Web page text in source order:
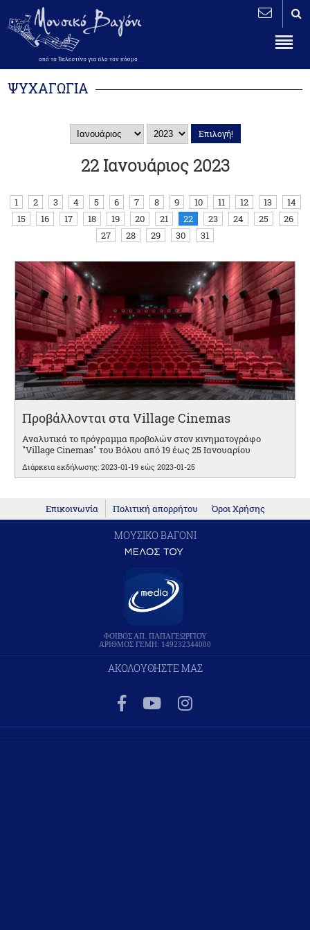
ΨΥΧΑΓΩΓΙΑ
22 Ιανουάριος 2023
1 2 3 4 5 6 7 8 9 10 11 12 13
14
15
16 17 18 19 20 21 22 23 24 25
26
27
28 29 30 31
Προβάλλονται στα Village Cinemas
Αναλυτικά το πρόγραμμα προβολών στον κινηματογράφο
"Village Cinemas" του Βόλου από 19 έως 25 Ιανουαρίου
Διάρκεια εκδήλωσης: 2023-01-19 εώς 2023-01-25
Επικοινωνία Πολιτική απορρήτου Όροι Χρήσης
ΜΟΥΣΙΚΟ ΒΑΓΟΝΙ
ΦΟΙΒΟΣ ΑΠ. ΠΑΠΑΓΕΩΡΓΙΟΥ
ΑΡΙΘΜΟΣ ΓΕΜΗ: 149232344000
ΑΚΟΛΟΥΘΗΣΤΕ ΜΑΣ